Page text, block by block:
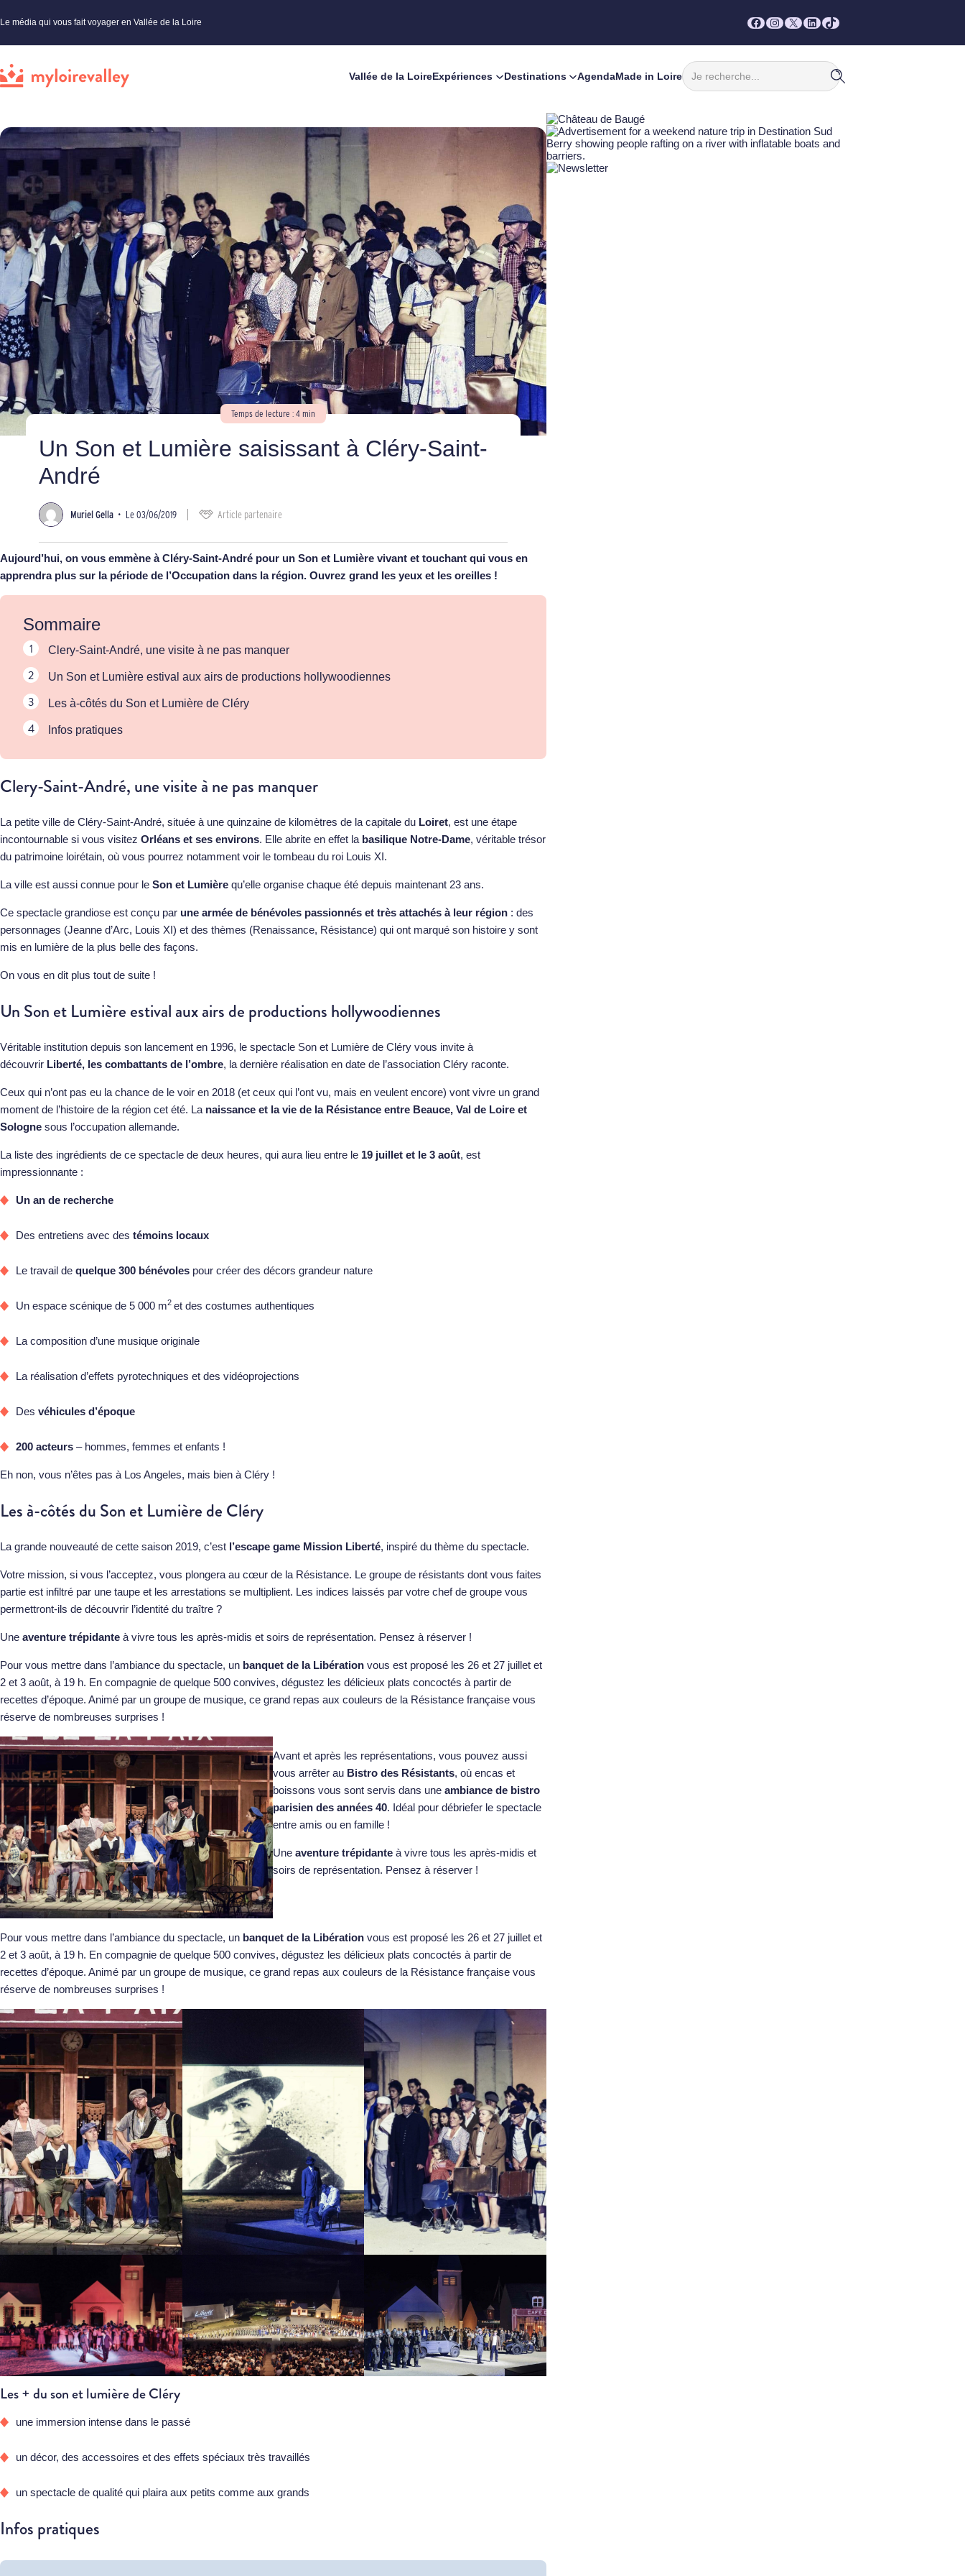
Le média qui vous fait voyager en Vallée de la Loire Facebook
Instagram
X LinkedIn
TikTok
Vallée de la LoireExpériences Destinations AgendaMade in Loire
Rechercher
Temps de lecture : 4 min
Un Son et Lumière saisissant à Cléry-Saint-
André
Muriel Gella • Le 03/06/2019 Article partenaire
Aujourd’hui, on vous emmène à Cléry-Saint-André pour un Son et Lumière vivant et touchant qui vous en
apprendra plus sur la période de l’Occupation dans la région. Ouvrez grand les yeux et les oreilles !
Sommaire
Clery-Saint-André, une visite à ne pas manquer
Un Son et Lumière estival aux airs de productions hollywoodiennes
Les à-côtés du Son et Lumière de Cléry
Infos pratiques
Clery-Saint-André, une visite à ne pas manquer
La petite ville de Cléry-Saint-André, située à une quinzaine de kilomètres de la capitale du Loiret, est une étape
incontournable si vous visitez Orléans et ses environs. Elle abrite en effet la basilique Notre-Dame, véritable trésor
du patrimoine loirétain, où vous pourrez notamment voir le tombeau du roi Louis XI.
La ville est aussi connue pour le Son et Lumière qu’elle organise chaque été depuis maintenant 23 ans.
Ce spectacle grandiose est conçu par une armée de bénévoles passionnés et très attachés à leur région : des
personnages (Jeanne d’Arc, Louis XI) et des thèmes (Renaissance, Résistance) qui ont marqué son histoire y sont
mis en lumière de la plus belle des façons.
On vous en dit plus tout de suite !
Un Son et Lumière estival aux airs de productions hollywoodiennes
Véritable institution depuis son lancement en 1996, le spectacle Son et Lumière de Cléry vous invite à
découvrir Liberté, les combattants de l’ombre, la dernière réalisation en date de l’association Cléry raconte.
Ceux qui n’ont pas eu la chance de le voir en 2018 (et ceux qui l’ont vu, mais en veulent encore) vont vivre un grand
moment de l’histoire de la région cet été. La naissance et la vie de la Résistance entre Beauce, Val de Loire et
Sologne sous l’occupation allemande.
La liste des ingrédients de ce spectacle de deux heures, qui aura lieu entre le 19 juillet et le 3 août, est
impressionnante :
Un an de recherche
Des entretiens avec des témoins locaux
Le travail de quelque 300 bénévoles pour créer des décors grandeur nature
Un espace scénique de 5 000 m2 et des costumes authentiques
La composition d’une musique originale
La réalisation d’effets pyrotechniques et des vidéoprojections
Des véhicules d’époque
200 acteurs – hommes, femmes et enfants !
Eh non, vous n’êtes pas à Los Angeles, mais bien à Cléry !
Les à-côtés du Son et Lumière de Cléry
La grande nouveauté de cette saison 2019, c’est l’escape game Mission Liberté, inspiré du thème du spectacle.
Votre mission, si vous l’acceptez, vous plongera au cœur de la Résistance. Le groupe de résistants dont vous faites
partie est infiltré par une taupe et les arrestations se multiplient. Les indices laissés par votre chef de groupe vous
permettront-ils de découvrir l’identité du traître ?
Une aventure trépidante à vivre tous les après-midis et soirs de représentation. Pensez à réserver !
Pour vous mettre dans l’ambiance du spectacle, un banquet de la Libération vous est proposé les 26 et 27 juillet et
2 et 3 août, à 19 h. En compagnie de quelque 500 convives, dégustez les délicieux plats concoctés à partir de
recettes d’époque. Animé par un groupe de musique, ce grand repas aux couleurs de la Résistance française vous
réserve de nombreuses surprises !
Avant et après les représentations, vous pouvez aussi
vous arrêter au Bistro des Résistants, où encas et
boissons vous sont servis dans uneambiance de bistro
parisien des années 40. Idéal pour débriefer le spectacle
entre amis ou en famille !
Uneaventure trépidante à vivre tous les après-midis et
soirs de représentation. Pensez à réserver !
Pour vous mettre dans l’ambiance du spectacle, un banquet de la Libération vous est proposé les 26 et 27 juillet et
2 et 3 août, à 19 h. En compagnie de quelque 500 convives, dégustez les délicieux plats concoctés à partir de
recettes d’époque. Animé par un groupe de musique, ce grand repas aux couleurs de la Résistance française vous
réserve de nombreuses surprises !
Les + du son et lumière de Cléry
une immersion intense dans le passé
un décor, des accessoires et des effets spéciaux très travaillés
un spectacle de qualité qui plaira aux petits comme aux grands
Infos pratiques